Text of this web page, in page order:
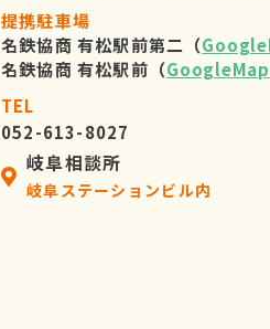
提携駐車場
名鉄協商 有松駅前第二（
名鉄協商 有松駅前（GoogleMap
TEL
052-613-8027
岐阜相談所
岐阜ステーションビル内